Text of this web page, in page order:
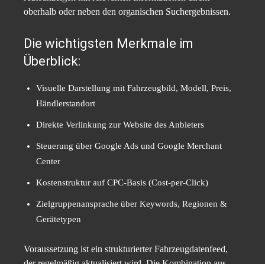
oberhalb oder neben den organischen Suchergebnissen.
Die wichtigsten Merkmale im
Überblick:
Visuelle Darstellung mit Fahrzeugbild, Modell, Preis,
Händlerstandort
Direkte Verlinkung zur Website des Anbieters
Steuerung über Google Ads und Google Merchant
Center
Kostenstruktur auf CPC-Basis (Cost-per-Click)
Zielgruppenansprache über Keywords, Regionen &
Gerätetypen
Voraussetzung ist ein strukturierter Fahrzeugdatenfeed,